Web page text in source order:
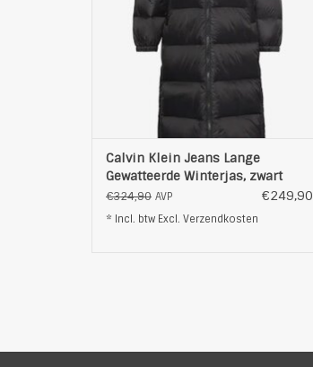
terwijl de volledige lengte maxim
TOEVOEGEN AAN WINKELWAGEN
Calvin Klein Jeans Lange
Gewatteerde Winterjas, zwart
€324,90 AVP €249,90
* Incl. btw Excl. Verzendkosten